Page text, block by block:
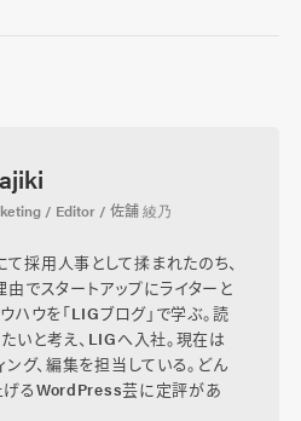
/ Editor / 佐舗 綾乃
採用人事として揉まれたのち、
由でスタートアップにライターと
ハウを「LIGブログ」で学ぶ。読
いと考え、LIGへ入社。現在は
グ、編集を担当している。どん
げるWordPress芸に定評があ